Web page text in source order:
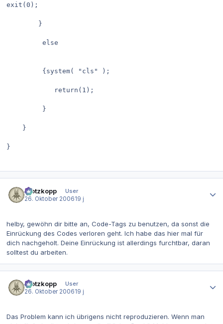
exit(0);
}
Klotzkopp
User
26. Oktober 200619 j
helby, gewöhn dir bitte an, Code-Tags zu benutzen, da sonst die
Einrückung des Codes verloren geht. Ich habe das hier mal für
dich nachgeholt. Deine Einrückung ist allerdings furchtbar, daran
solltest du arbeiten.
Klotzkopp
User
26. Oktober 200619 j
Das Problem kann ich übrigens nicht reproduzieren. Wenn man